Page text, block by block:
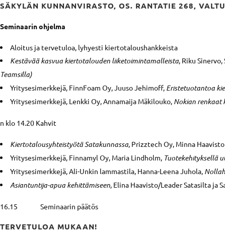
SÄKYLÄN KUNNANVIRASTO, OS. RANTATIE 268,
Seminaarin ohjelma
Aloitus ja tervetuloa, lyhyesti kiertotaloushankkeista
Kestävää kasvua kiertotalouden liiketoimintamalleista, Riku
Teamsilla)
Yritysesimerkkejä, FinnFoam Oy, Juuso Jehimoff, Eristetuotantoa
Yritysesimerkkejä, Lenkki Oy, Annamaija Mäkilouko, Nokian renkaat
n klo 14.20 Kahvit
Kiertotalousyhteistyötä Satakunnassa, Prizztech Oy, Minna Haavisto
Yritysesimerkkejä, Finnamyl Oy, Maria Lindholm, Tuotekehityksellä
Yritysesimerkkejä, Ali-Unkin lammastila, Hanna-Leena Juhola,
Asiantuntija-apua kehittämiseen, Elina Haavisto/Leader Satasilta ja
16.15 Seminaarin päätös
TERVETULOA MUKAAN!